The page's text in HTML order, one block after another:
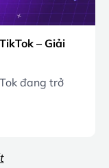
– Giải
đang trở